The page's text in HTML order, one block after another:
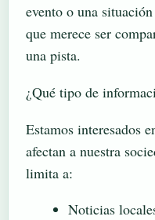
evento o una
que merece ser
una pista.
¿Qué tipo de
Estamos interesados
afectan a nuestra
limita a:
Noticias